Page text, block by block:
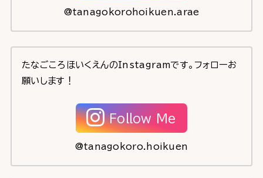
@tanagokorohoikuen.arae
たなごころほいくえんのInstagramです。フォローお
願いします！
Follow Me
@tanagokoro.hoikuen